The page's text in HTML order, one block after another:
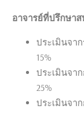
อาจารย์ที่ปรึกษา
ประเมินจา
15%
ประเมินจา
25%
ประเมินจา